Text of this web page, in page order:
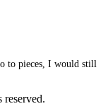
to pieces, I would still